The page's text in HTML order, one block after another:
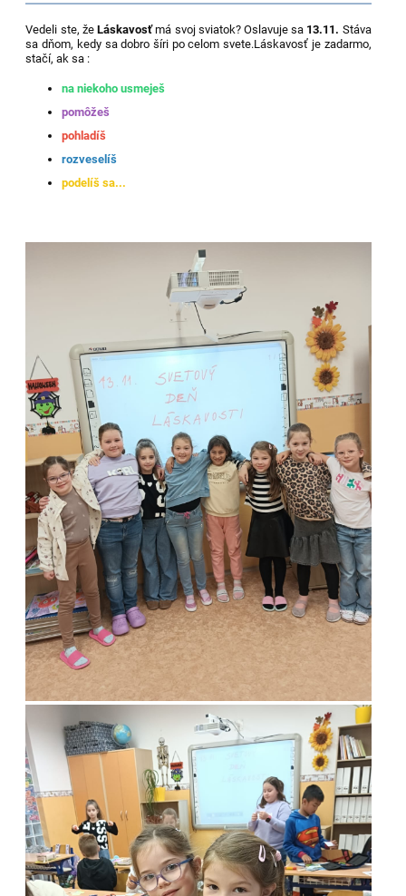
Vedeli ste, žeLáskavosťmá svoj sviatok? Oslavuje sa 13.11. Stáva
sa dňom, kedy sa dobro šíri po celom svete.Láskavosť je zadarmo,
stačí, ak sa :
na niekoho usmeješ
pomôžeš
pohladíš
rozveselíš
podelíš sa...